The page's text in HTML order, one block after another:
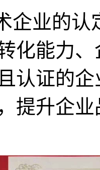
企业的
化能力
认证的
提升企